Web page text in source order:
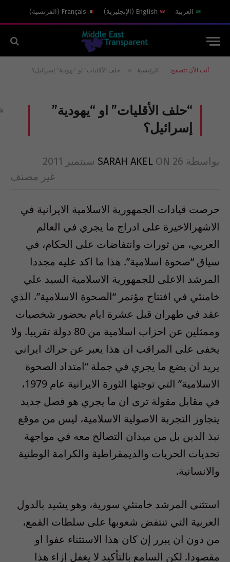
العربية English
( الإنجليزية)
Français
( الفرنسية)
أنت الآن تتصفح: الرئيسية » “حلف الأقليات” او “يهودية” إسرائيل؟
“حلف الأقليات” او “يهودية”
إسرائيل؟
بواسطة SARAH AKEL ON 26 سبتمبر 2011
غير مصنف
حرصت قيادات الجمهورية الاسلامية الايرانية في
الاشهرالاخيرة على ادراج ما يجري في العالم
العربي، من ثورات وانتفاضات على الحكام، في
سياق “صحوة اسلامية”. هذا ما اكد عليه مجددا
المرشد الاعلى للجمهورية الاسلامية السيد علي
خامنئي في افتتاح مؤتمر “الصحوة الاسلامية”، الذي
عقد في طهران قبل عشرة ايام بحضور شخصيات
وممثلين عن احزاب اسلامية من 80 دولة تقريبا. ولا
يخفى على المراقب ان هذا يعبر عن حراك ايراني
يريد ان يضع ما يجري في جملة “امتداد الصحوة
الاسلامية” التي توجتها الثورة الايرانية عام 1979،
في مقابل مقولة ترى ان ما يجري هو فصل جديد
يتجاوز التجربة الاصولية الاسلامية، ليس من موقع
نبذ الدين بل من ميدان التصالح معه في مواجهة
تحديات الحريات والديمقراطية والكرامة الوطنية
والانسانية.
استثنى المرشد خامنئي سورية، وهو يشيد بالدول
العربية التي تنتفض شعوبها على سلطات القمع،
من دون ان يبرر إن كان هذا الاستثناء عفوا او
مقصودا. لكن السامع بالتأكيد لا يغفل إزاء هذا